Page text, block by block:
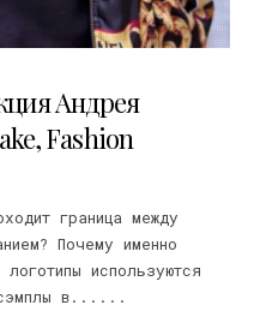
Андрея
Fashion
граница между
Почему именно
используются
в......